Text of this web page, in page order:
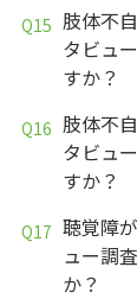
肢体不
タビュ
すか？
肢体不
タビュ
すか？
聴覚障
ュー調
か？